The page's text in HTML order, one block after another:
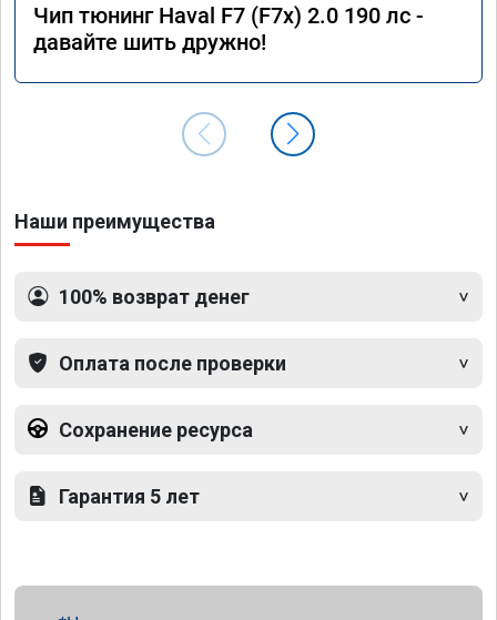
Чип тюнинг Haval F7 (F7x) 2.0 190 лс -
давайте шить дружно!
Наши преимущества
100% возврат денег
Оплата после проверки
Сохранение ресурса
Гарантия 5 лет